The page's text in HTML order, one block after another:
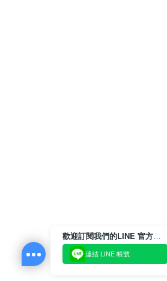
歡迎訂閱我們的LINE 官方帳號
連結 LINE 帳號